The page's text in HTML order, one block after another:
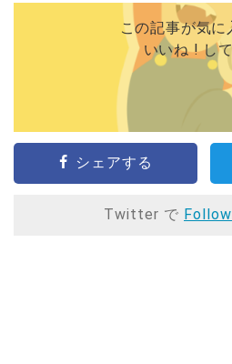
この記事が気に
いいね ! して
シェアする
Twitter で